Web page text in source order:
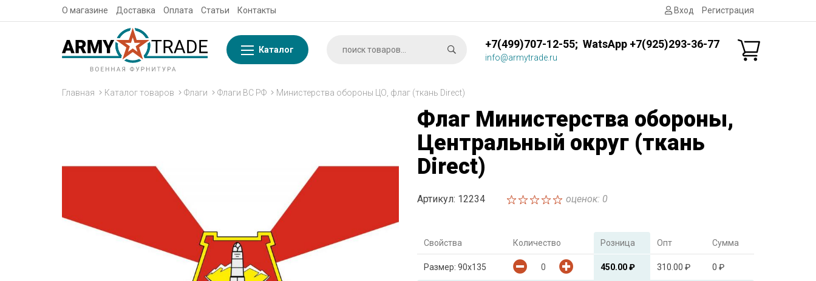
О магазине Доставка Оплата Статьи Контакты Вход Регистрация
Каталог +7(499)707-12-55; WatsApp +7(925)293-36-77
info@armytrade.ru
Главная Каталог товаров Флаги Флаги ВС РФ Министерства обороны ЦО, флаг (ткань Direсt)
Флаг Министерства обороны,
Центральный округ (ткань
Direсt)
Артикул: 12234 оценок: 0
Свойства Количество Розница Опт Сумма
Размер: 90х135 450.00 ₽ 310.00 ₽ 0 ₽